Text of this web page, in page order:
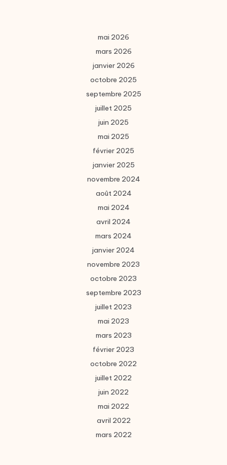
mai 2026
mars 2026
janvier 2026
octobre 2025
septembre 2025
juillet 2025
juin 2025
mai 2025
février 2025
janvier 2025
novembre 2024
août 2024
mai 2024
avril 2024
mars 2024
janvier 2024
novembre 2023
octobre 2023
septembre 2023
juillet 2023
mai 2023
mars 2023
février 2023
octobre 2022
juillet 2022
juin 2022
mai 2022
avril 2022
mars 2022